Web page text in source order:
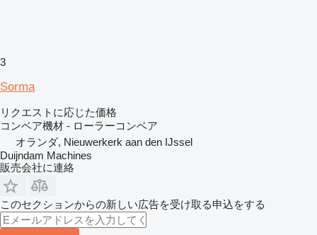
3
Sorma
リクエストに応じた価格
コンベア機材 - ローラーコンベア
オランダ, Nieuwerkerk aan den IJssel
Duijndam Machines
販売会社に連絡
このセクションからの新しい広告を受け取る申込をする